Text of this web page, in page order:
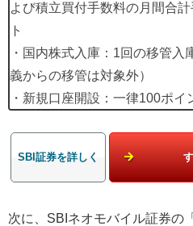
よび積立買付手数料の月間合
ト
・国内株式入庫：1回の移管入
義からの移管は対象外）
・新規口座開設：一律100ポイ
SBI証券を詳しく
次に、SBIネオモバイル証券の